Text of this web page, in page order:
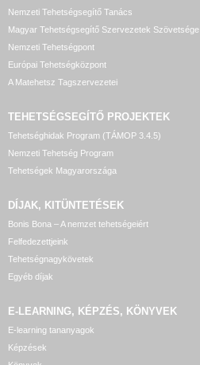
Nemzeti Tehetségsegítő Tanács
Magyar Tehetségsegítő Szervezetek Szövetsége
Nemzeti Tehetségpont
Európai Tehetségközpont
A Matehetsz Tagszervezetei
TEHETSÉGSEGÍTŐ PROJEKTEK
Tehetséghidak Program (TÁMOP 3.4.5)
Nemzeti Tehetség Program
Tehetségek Magyarországa
DÍJAK, KITÜNTETÉSEK
Bonis Bona – A nemzet tehetségeiért
Felfedezettjeink
Tehetségnagykövetek
Egyéb díjak
E-LEARNING, KÉPZÉS, KÖNYVEK
E-learning tananyagok
Képzések